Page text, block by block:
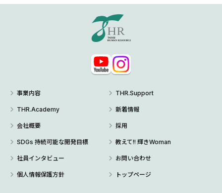
事業内容 THR.Support
THR.Academy 新着情報
会社概要 採用
SDGs 持続可能な開発目標 教えて!! 輝きWoman
社員インタビュー お問い合わせ
個人情報保護方針 トップページ